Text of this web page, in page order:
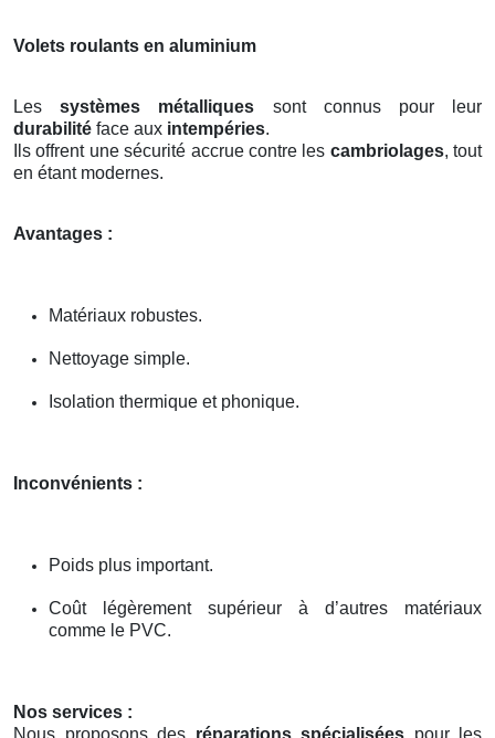
Volets roulants en aluminium
Lessystèmes métalliques sont connus pour leur
durabilité face aux intempéries.
Ils offrent une sécurité accrue contre les cambriolages, tout
en étant modernes.
Avantages :
Matériaux robustes.
Nettoyage simple.
Isolation thermique et phonique.
Inconvénients :
Poids plus important.
Coût légèrement supérieur à d’autres matériaux
comme le PVC.
Nos services :
Nous proposons des réparations spécialisées pour les